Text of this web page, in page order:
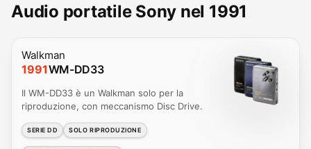
Audio portatile Sony nel 1991
Walkman
1991WM-DD33
Il WM-DD33 è un Walkman solo per la
riproduzione, con meccanismo Disc Drive.
SERIE DD SOLO RIPRODUZIONE